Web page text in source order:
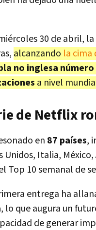
30 de abril,
alcanzando la cima
no inglesa número
a nivel
de Netflix
en 87 países,
Unidos, Italia,
Top 10 semanal de
entrega ha
, lo que augura un
de generar